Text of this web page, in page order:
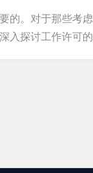
。一旦支付了费用
的。对于那些考
入探讨工作许可